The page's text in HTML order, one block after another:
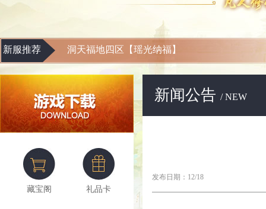
新服推荐 洞天福地四区【瑶光纳福】
藏宝阁 礼品卡
新闻公告 / NEW
发布日期：12/18